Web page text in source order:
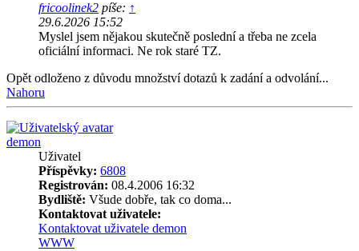
fricoolinek2 píše: ↑
29.6.2026 15:52
Myslel jsem nějakou skutečně poslední a třeba ne zcela
oficiální informaci. Ne rok staré TZ.
Opět odloženo z důvodu množství dotazů k zadání a odvolání...
Nahoru
demon
Uživatel
Příspěvky: 6808
Registrován: 08.4.2006 16:32
Bydliště: Všude dobře, tak co doma...
Kontaktovat uživatele:
Kontaktovat uživatele demon
WWW